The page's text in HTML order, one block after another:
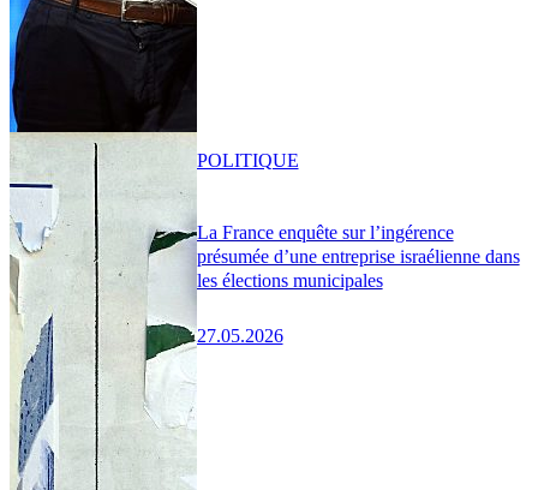
La France enquête sur l’ingérence
présumée d’une entreprise israélienne dans
les élections municipales
27.05.2026
POLITIQUE